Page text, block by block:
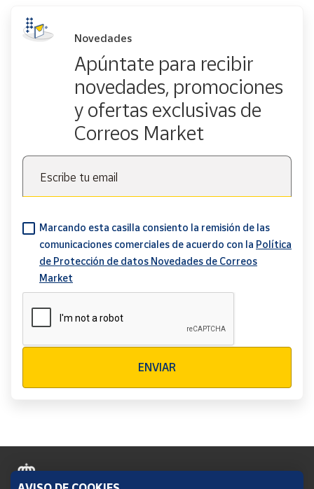
Novedades
Apúntate para recibir
novedades, promociones
y ofertas exclusivas de
Correos Market
Escribe tu email
Marcando esta casilla consiento la remisión de las
comunicaciones comerciales de acuerdo con la Política
de Protección de datos Novedades de Correos
Market
ENVIAR